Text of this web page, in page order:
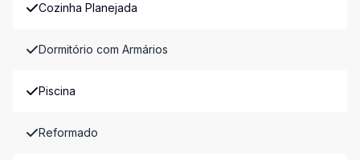
Cozinha Planejada
Dormitório com Armários
Piscina
Reformado